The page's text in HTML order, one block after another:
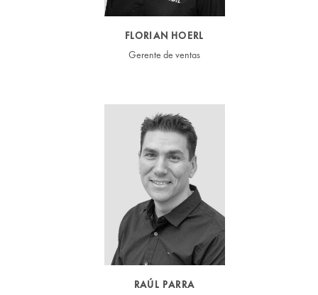
FLORIAN HOERL
Gerente de ventas
RAÚL PARRA